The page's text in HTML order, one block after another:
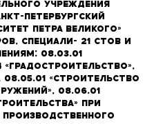
учреждения
Петербургский
Петра Великого»
специали- 21 стов и
08.03.01
«Градостроительство»,
08.05.01 «Строительство
08.06.01
при